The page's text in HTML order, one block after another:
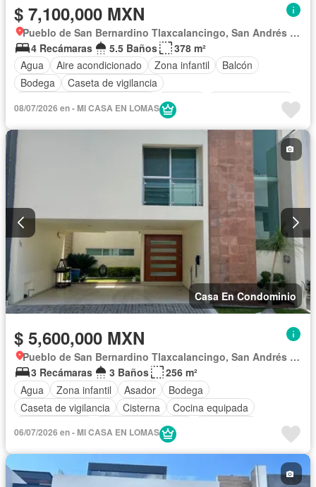
$ 7,100,000 MXN
Pueblo de San Bernardino Tlaxcalancingo, San Andrés Cholula
4 Recámaras
5.5 Baños
378 m²
Agua
Aire acondicionado Zona infantil
Balcón
Bodega
Caseta de vigilancia
Cisterna
Cocina equipada
Cuarto de Limpieza
Internet
Recámara con closet
Azotea
Seguridad
Televisión por cable
Zonas verdes Sin amueblar
08/07/2026 en - MI CASA EN LOMAS
Casa En Condominio
$ 5,600,000 MXN
Pueblo de San Bernardino Tlaxcalancingo, San Andrés Cholula
3 Recámaras
3 Baños
256 m²
Agua
Zona infantil Asador
Bodega
Caseta de vigilancia
Cisterna
Cocina equipada
Cuarto de Limpieza
Jardín
Recámara con closet
Sala polivalente
Televisión por cable
Terraza
Vista panorámica Wifi
Zonas verdes
06/07/2026 en - MI CASA EN LOMAS